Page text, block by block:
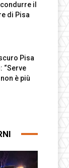
il
di Pisa
Pisa
“Serve
è più